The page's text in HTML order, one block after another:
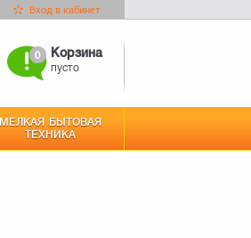
Вход в кабинет
0 Корзина
пусто
МЕЛКАЯ БЫТОВАЯ
ТЕХНИКА